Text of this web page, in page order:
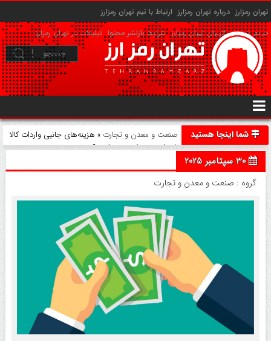
تهران رمزارز درباره تهران رمزارز ارتباط با تیم تهران رمزارز
حریم شخصی کاربران تهران رمزارز شرایط بازنشر محتوا تبلیغات در تهران رمزارز
شما اینجا هستید صنعت و معدن و تجارت » هزینه‌های جانبی واردات کالا
شامل چه مواردی می‌شوند؟
30 سپتامبر 2025
گروه : صنعت و معدن و تجارت